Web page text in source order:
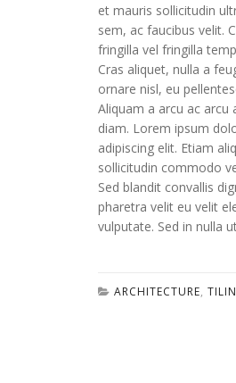
et mauris sollicitudin
sem, ac faucibus velit.
fringilla vel fringilla
Cras aliquet, nulla a
ornare nisl, eu
Aliquam a arcu ac arcu
diam. Lorem ipsum
adipiscing elit. Etiam
sollicitudin commodo
Sed blandit convallis
pharetra velit eu velit
vulputate. Sed in nulla
ARCHITECTURE,